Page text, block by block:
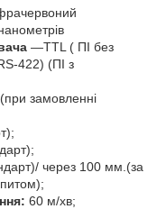
―TTL ( ПІ без
422) (ПІ з
замовленні
через 100 мм.(за
60 м/хв;